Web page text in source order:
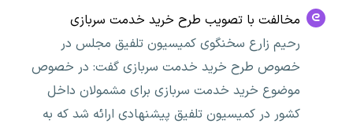
مخالفت با تصویب طرح خرید خدمت سربازی
رحیم زارع سخنگوی کمیسیون تلفیق مجلس در
خصوص طرح خرید خدمت سربازی گفت: در خصوص
موضوع خرید خدمت سربازی برای مشمولان داخل
کشور در کمیسیون تلفیق پیشنهادی ارائه شد که به